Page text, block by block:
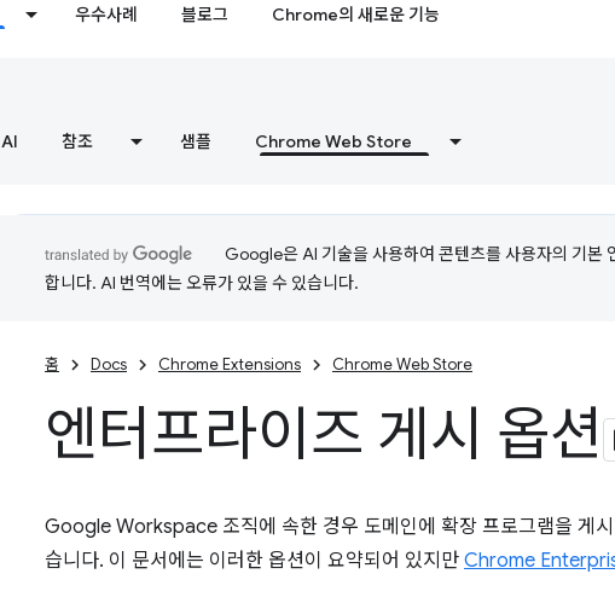
우수사례 블로그 Chrome의 새로운 기능
AI 참조 샘플 Chrome Web Store
Google은 AI 기술을 사용하여 콘텐츠를 사용자의 기본
합니다. AI 번역에는 오류가 있을 수 있습니다.
홈 Docs Chrome Extensions Chrome Web Store
엔터프라이즈 게시 옵션
Google Workspace 조직에 속한 경우 도메인에 확장 프로그램을 게
습니다. 이 문서에는 이러한 옵션이 요약되어 있지만 Chrome